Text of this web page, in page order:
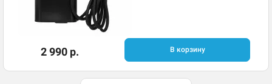
2 990 р. В корзину